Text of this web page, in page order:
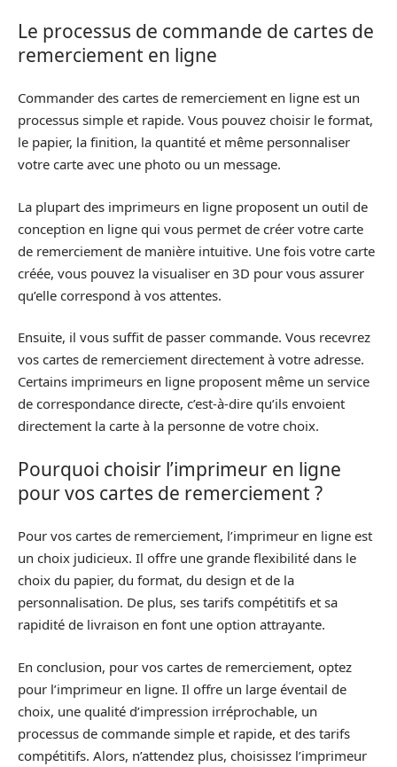
Le processus de commande de cartes de
remerciement en ligne
Commander des cartes de remerciement en ligne est un
processus simple et rapide. Vous pouvez choisir le format,
le papier, la finition, la quantité et même personnaliser
votre carte avec une photo ou un message.
La plupart des imprimeurs en ligne proposent un outil de
conception en ligne qui vous permet de créer votre carte
de remerciement de manière intuitive. Une fois votre carte
créée, vous pouvez la visualiser en 3D pour vous assurer
qu’elle correspond à vos attentes.
Ensuite, il vous suffit de passer commande. Vous recevrez
vos cartes de remerciement directement à votre adresse.
Certains imprimeurs en ligne proposent même un service
de correspondance directe, c’est-à-dire qu’ils envoient
directement la carte à la personne de votre choix.
Pourquoi choisir l’imprimeur en ligne
pour vos cartes de remerciement ?
Pour vos cartes de remerciement, l’imprimeur en ligne est
un choix judicieux. Il offre une grande flexibilité dans le
choix du papier, du format, du design et de la
personnalisation. De plus, ses tarifs compétitifs et sa
rapidité de livraison en font une option attrayante.
En conclusion, pour vos cartes de remerciement, optez
pour l’imprimeur en ligne. Il offre un large éventail de
choix, une qualité d’impression irréprochable, un
processus de commande simple et rapide, et des tarifs
compétitifs. Alors, n’attendez plus, choisissez l’imprimeur